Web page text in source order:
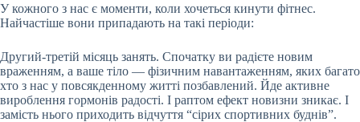
У кожного з нас є моменти, коли хочеться кинути фітнес.
Найчастіше вони припадають на такі періоди:
Другий-третій місяць занять. Спочатку ви радієте новим
враженням, а ваше тіло — фізичним навантаженням, яких багато
хто з нас у повсякденному житті позбавлений. Йде активне
вироблення гормонів радості. І раптом ефект новизни зникає. І
замість нього приходить відчуття “сірих спортивних буднів”.